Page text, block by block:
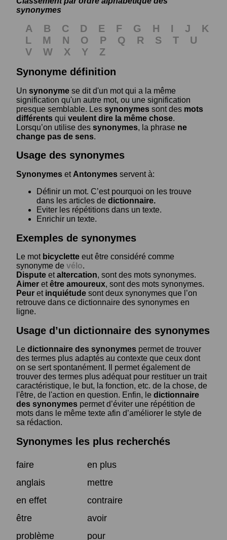
synonymes
A B C D E F G H I J
K
L
M N O P Q R S T
U
V
W X Y
Z
Synonyme définition
Un synonyme se dit d'un mot qui a la même
signification qu'un autre mot, ou une signification
presque semblable. Les synonymes sont des mots
différents qui veulent dire la même chose.
Lorsqu’on utilise des synonymes, la phrase ne
change pas de sens.
Usage des synonymes
Synonymes et Antonymes servent à:
Définir un mot. C’est pourquoi on les trouve
dans les articles de dictionnaire.
Eviter les répétitions dans un texte.
Enrichir un texte.
Exemples de synonymes
Le mot bicyclette eut être considéré comme
synonyme de vélo.
Dispute etaltercation, sont des mots synonymes.
Aimer etêtre amoureux, sont des mots synonymes.
Peur et inquiétude sont deux synonymes que l’on
retrouve dans ce dictionnaire des synonymes en
ligne.
Usage d’un dictionnaire des synonymes
Le dictionnaire des synonymes permet de trouver
des termes plus adaptés au contexte que ceux dont
on se sert spontanément. Il permet également de
trouver des termes plus adéquat pour restituer un trait
caractéristique, le but, la fonction, etc. de la chose, de
l'être, de l'action en question. Enfin, le dictionnaire
des synonymes permet d’éviter une répétition de
mots dans le même texte afin d’améliorer le style de
sa rédaction.
Synonymes les plus recherchés
faire
en plus
anglais
mettre
en effet
contraire
être
avoir
problème
pour